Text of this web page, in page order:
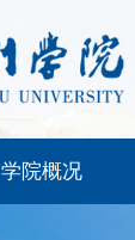
学院概况